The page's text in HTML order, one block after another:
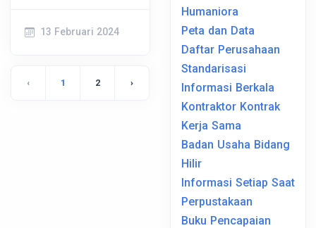
Humaniora
Peta dan Data
Daftar Perusahaan
Standarisasi
Informasi Berkala
Kontraktor Kontrak
Kerja Sama
Badan Usaha Bidang
Hilir
Informasi Setiap Saat
Perpustakaan
Buku Pencapaian
13 Februari 2024
‹ 1 2 ›